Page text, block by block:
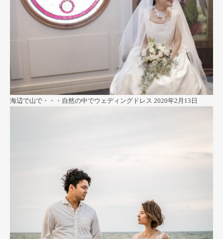
海辺で山で・・・自然の中でウェディングドレス 2020年2月13日